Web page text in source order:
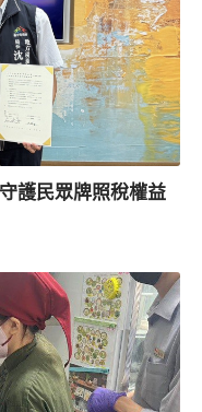
護民眾牌照稅權益